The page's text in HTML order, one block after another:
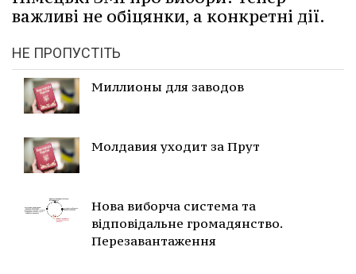
важливі не обіцянки, а конкретні дії.
НЕ ПРОПУСТІТЬ
Миллионы для заводов
Молдавия уходит за Прут
Нова виборча система та
відповідальне громадянство.
Перезавантаження